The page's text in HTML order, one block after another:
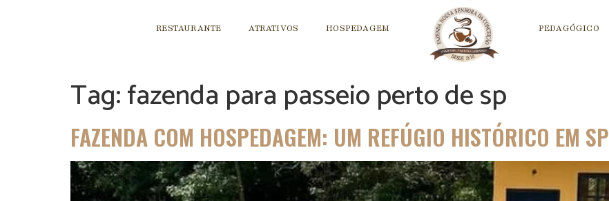
RESTAURANTE ATRATIVOS HOSPEDAGEM PEDAGÓGICO
Tag:fazenda para passeio perto de sp
FAZENDA COM HOSPEDAGEM: UM REFÚGIO HISTÓRICO EM SP